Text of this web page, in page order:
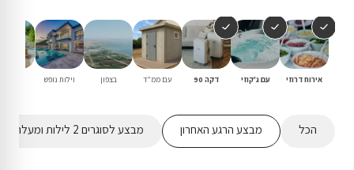
אירוח דרוזי עם ג'קוזי דקה 90 עם ממ"ד בצפון וילות נופש
הכל מבצע הרגע האחרון מבצע לסוגרים 2 לילות ומעלה